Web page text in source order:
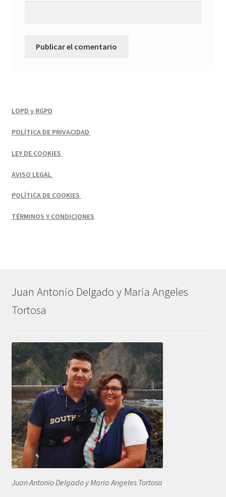
LOPD y RGPD
POLÍTICA DE PRIVACIDAD
LEY DE COOKIES
AVISO LEGAL
POLÍTICA DE COOKIES
TÉRMINOS Y CONDICIONES
Juan Antonio Delgado y Maria Angeles
Tortosa
Juan Antonio Delgado y Maria Angeles Tortosa